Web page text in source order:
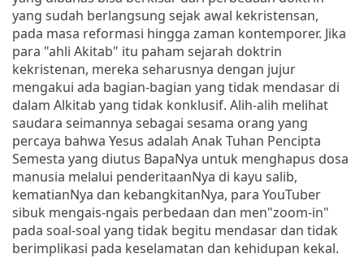
yang sudah berlangsung sejak awal kekristensan,
pada masa reformasi hingga zaman kontemporer. Jika
para "ahli Akitab" itu paham sejarah doktrin
kekristenan, mereka seharusnya dengan jujur
mengakui ada bagian-bagian yang tidak mendasar di
dalam Alkitab yang tidak konklusif. Alih-alih melihat
saudara seimannya sebagai sesama orang yang
percaya bahwa Yesus adalah Anak Tuhan Pencipta
Semesta yang diutus BapaNya untuk menghapus dosa
manusia melalui penderitaanNya di kayu salib,
kematianNya dan kebangkitanNya, para YouTuber
sibuk mengais-ngais perbedaan dan men"zoom-in"
pada soal-soal yang tidak begitu mendasar dan tidak
berimplikasi pada keselamatan dan kehidupan kekal.